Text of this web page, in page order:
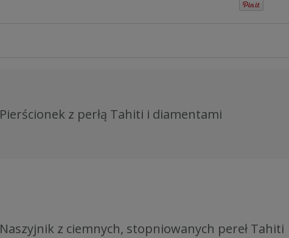
Pierścionek z perłą Tahiti i diamentami
Naszyjnik z ciemnych, stopniowanych pereł Tahiti